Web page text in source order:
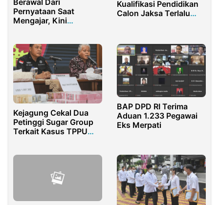
Berawal Dari
Pernyataan Saat
Mengajar, Kini
Kualifikasi Pendidikan
Calon Jaksa Terlalu
Kejagung Cekal Dua
Petinggi Sugar Group
Terkait Kasus TPPU
BAP DPD RI Terima
Aduan 1.233 Pegawai
Eks Merpati